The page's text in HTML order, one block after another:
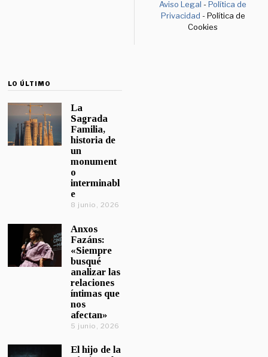
Aviso Legal -Política de
Privacidad - Política de
Cookies
LO ÚLTIMO
La
Sagrada
Familia,
historia de
un
monument
o
interminabl
e
8 junio, 2026
Anxos
Fazáns:
«Siempre
busqué
analizar las
relaciones
íntimas que
nos
afectan»
5 junio, 2026
El hijo de la